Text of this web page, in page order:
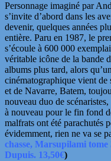
Personnage imaginé par
s’invite d’abord dans les
devenir, quelques années
entière. Paru en 1987, le
s’écoule à 600 000
véritable icône de la bande
albums plus tard, alors
cinématographique vient de
et de Navarre, Batem,
nouveau duo de
à nouveau pour le fin fond
malfrats ont été parachutés
évidemment, rien ne va se
chasse, Marsupilami
Dupuis. 13,50€)